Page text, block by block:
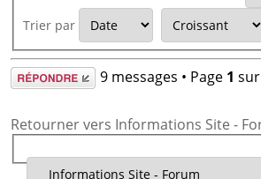
Trier par
Répondre 9 messages • Page 1 sur
Retourner vers Informations Site -